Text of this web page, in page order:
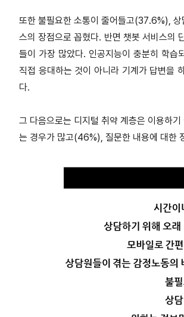
또한 불필요한 소통이 줄어들고(37.6%),
스의 장점으로 꼽혔다. 반면 챗봇 서비스의
들이 가장 많았다. 인공지능이 충분히 학습
직접 응대하는 것이 아니라 기계가 답변을
다.
그 다음으로는 디지털 취약 계층은 이용하
는 경우가 많고(46%), 질문한 내용에 대한